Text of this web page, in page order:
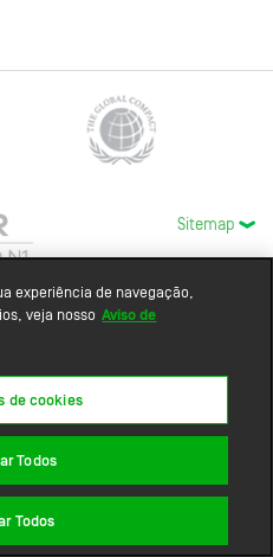
Sitemap
experiência de navegação,
veja nosso Aviso de
de cookies
Todos
Todos